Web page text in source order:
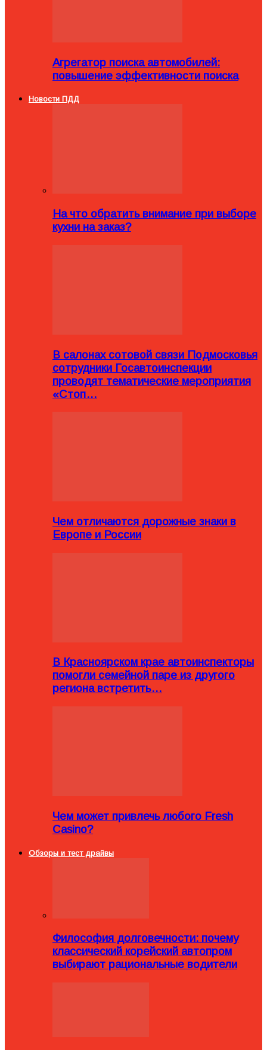
Агрегатор поиска автомобилей:
повышение эффективности поиска
Новости ПДД
На что обратить внимание при выборе
кухни на заказ?
В салонах сотовой связи Подмосковья
сотрудники Госавтоинспекции
проводят тематические мероприятия
«Стоп…
Чем отличаются дорожные знаки в
Европе и России
В Красноярском крае автоинспекторы
помогли семейной паре из другого
региона встретить…
Чем может привлечь любого Fresh
Casino?
Обзоры и тест драйвы
Философия долговечности: почему
классический корейский автопром
выбирают рациональные водители